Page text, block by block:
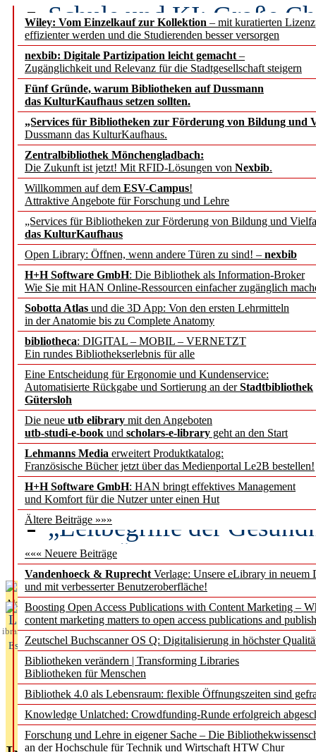
Wiley: Vom Einzelkauf zur Kollektion – mit kuratierten
effizienter werden und die Studierenden besser versorgen
nexbib: Digitale Partizipation leicht gemacht –
Zugänglichkeit und Relevanz für die Stadtgesellschaft steigern
Fünf Gründe, warum Bibliotheken auf Dussmann
das KulturKaufhaus setzen sollten.
„Services für Bibliotheken zur Förderung von Bildung und
Dussmann das KulturKaufhaus.
Zentralbibliothek Mönchengladbach:
Die Zukunft ist jetzt! Mit RFID-Lösungen von Nexbib.
Willkommen auf dem ESV-Campus!
Attraktive Angebote für Forschung und Lehre
„Services für Bibliotheken zur Förderung von Bildung und
das KulturKaufhaus
Open Library: Öffnen, wenn andere Türen zu sind! – nexbib
H+H Software GmbH: Die Bibliothek als Information-Broker
Wie Sie mit HAN Online-Ressourcen einfacher zugänglich
Sobotta Atlas und die 3D App: Von den ersten Lehrmitteln
in der Anatomie bis zu Complete Anatomy
bibliotheca: DIGITAL – MOBIL – VERNETZT
Ein rundes Bibliothekserlebnis für alle
Eine Entscheidung für Ergonomie und Kundenservice:
Automatisierte Rückgabe und Sortierung an derStadtbibliothek
Gütersloh
Die neue utb elibrary mit den Angeboten
utb-studi-e-book und scholars-e-library geht an den Start
Lehmanns Media erweitert Produktkatalog:
Französische Bücher jetzt über das Medienportal Le2B bestellen!
H+H Software GmbH: HAN bringt effektives Management
und Komfort für die Nutzer unter einen Hut
Ältere Beiträge »»»
««« Neuere Beiträge
Vandenhoeck & Ruprecht Verlage: Unsere eLibrary in neuem
und mit verbesserter Benutzeroberfläche!
Boosting Open Access Publications with Content Marketing –
content marketing matters to open access publications and
Zeutschel Buchscanner OS Q: Digitalisierung in höchster
Bibliotheken verändern | Transforming Libraries
Bibliotheken für Menschen
Bibliothek 4.0 als Lebensraum: flexible Öffnungszeiten sind
Knowledge Unlatched: Crowdfunding-Runde erfolgreich
Forschung und Lehre in eigener Sache – Die
an der Hochschule für Technik und Wirtschaft HTW Chur
Schule und KI: Große
Voraussetzungen
Erfolgreiches erstes
Segment Research –
angepasst
konstruktiv!
Mohr Siebeck
und die Zeitschrift für
Francke Attempto
EBSCO Information
Recherchefunktionen in
Sorbisches Institut neu
Geschichte und
Künstliche Intelligenz
besser zu verstehen
„Leitbegriffe der
des BIÖG erscheinen
Aktuelles aus
L
ibrary
Essentials